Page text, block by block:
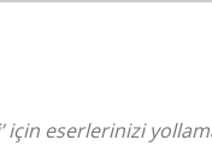
eserlerinizi